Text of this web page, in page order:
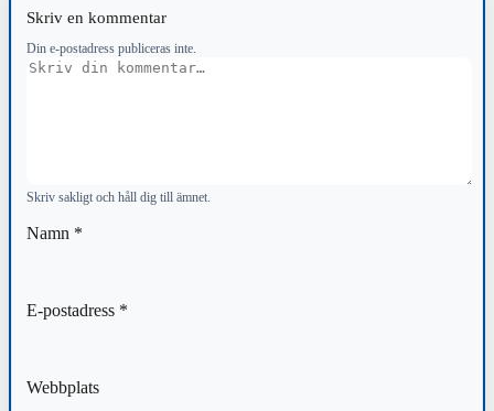
Skriv en kommentar
Din e-postadress publiceras inte.
Kommentar
Skriv sakligt och håll dig till ämnet.
Namn *
E-postadress *
Webbplats